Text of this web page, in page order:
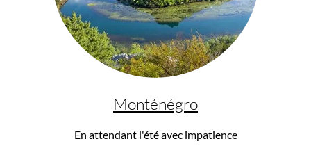
Monténégro
En attendant l'été avec impatience